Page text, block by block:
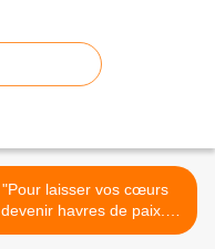
"Pour laisser vos cœurs
devenir havres de paix."
(25/12/2008) La Vierge